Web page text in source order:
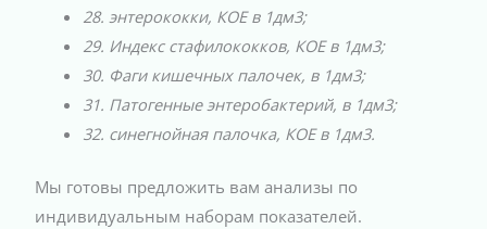
28. энтерококки, КОЕ в 1дм3;
29. Индекс стафилококков, КОЕ в 1дм3;
30. Фаги кишечных палочек, в 1дм3;
31. Патогенные энтеробактерий, в 1дм3;
32. синегнойная палочка, КОЕ в 1дм3.
Мы готовы предложить вам анализы по
индивидуальным наборам показателей.